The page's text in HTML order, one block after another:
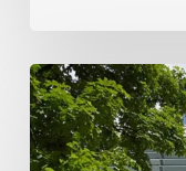
A
Siemens
digitális
fenntarthatóságra